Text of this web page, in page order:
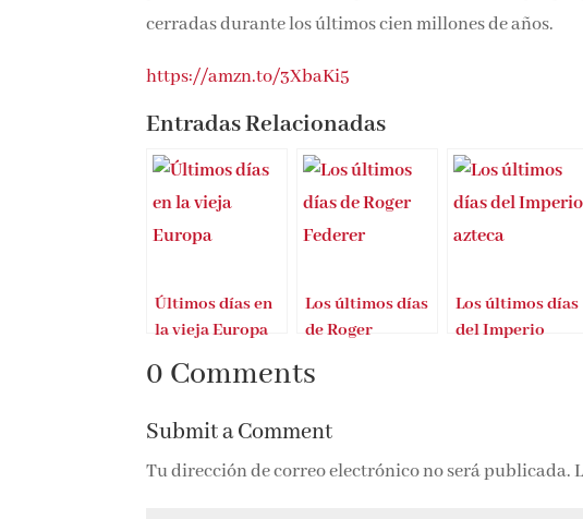
cerradas durante los últimos cien millones de años.
https://amzn.to/3XbaKi5
Entradas Relacionadas
Últimos días en
la vieja Europa
Los últimos días
de Roger
Los últimos días
del Imperio
0 Comments
Submit a Comment
Tu dirección de correo electrónico no será publicada.